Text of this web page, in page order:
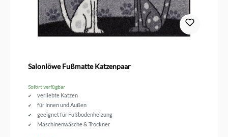
Salonlöwe Fußmatte Katzenpaar
Sofort verfügbar
verliebte Katzen
für Innen und Außen
geeignet für Fußbodenheizung
Maschinenwäsche & Trockner